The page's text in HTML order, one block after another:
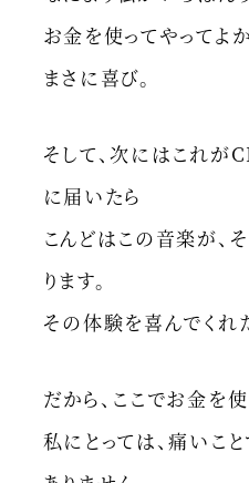
お金を使ってやってよ
まさに喜び。
そして、次にはこれが
に届いたら
こんどはこの音楽が、
ります。
その体験を喜んでくれ
だから、ここでお金を使
私にとっては、痛いこ